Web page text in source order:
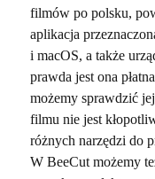
filmów po polsku,
aplikacja
i macOS, a także
prawda jest ona
możemy sprawdzić
filmu nie jest
różnych narzędzi do
W BeeCut możemy